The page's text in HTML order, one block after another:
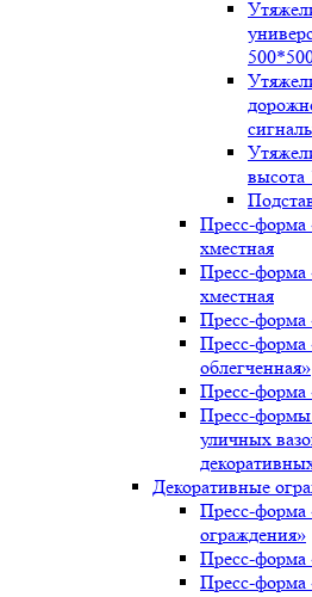
Пресс-форма
хместная
Пресс-форма
хместная
Пресс-форма
Пресс-форма
облегченная»
Пресс-форма
Пресс-формы
уличных
Декоративные
Пресс-форма
ограждения»
Пресс-форма
Пресс-форма